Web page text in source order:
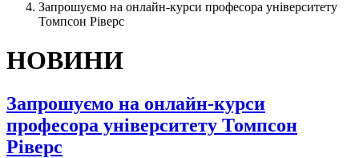
Запрошуємо на онлайн-курси професора університету
Томпсон Ріверс
НОВИНИ
Запрошуємо на онлайн-курси
професора університету Томпсон
Ріверс